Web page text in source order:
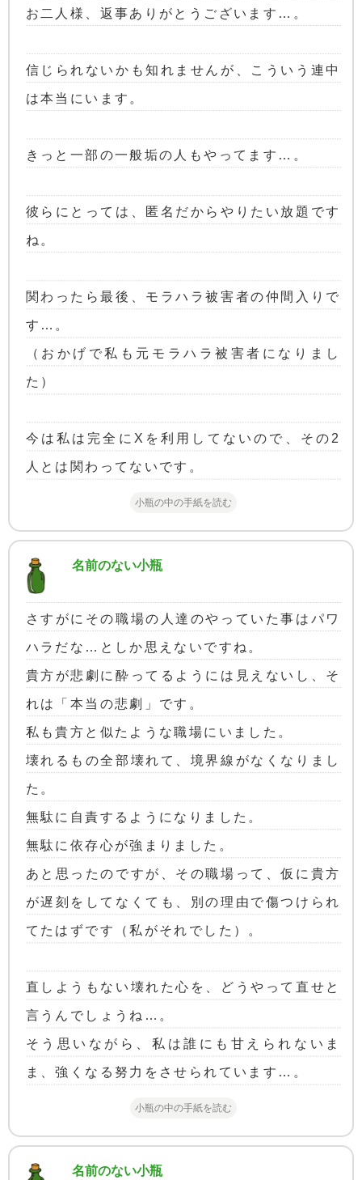
お二人様、返事ありがとうございます…。
信じられないかも知れませんが、こういう連中
は本当にいます。
きっと一部の一般垢の人もやってます…。
彼らにとっては、匿名だからやりたい放題です
ね。
関わったら最後、モラハラ被害者の仲間入りで
す…。
（おかげで私も元モラハラ被害者になりまし
た）
今は私は完全にXを利用してないので、その2
人とは関わってないです。
小瓶の中の手紙を読む
名前のない小瓶
さすがにその職場の人達のやっていた事はパワ
ハラだな…としか思えないですね。
貴方が悲劇に酔ってるようには見えないし、そ
れは「本当の悲劇」です。
私も貴方と似たような職場にいました。
壊れるもの全部壊れて、境界線がなくなりまし
た。
無駄に自責するようになりました。
無駄に依存心が強まりました。
あと思ったのですが、その職場って、仮に貴方
が遅刻をしてなくても、別の理由で傷つけられ
てたはずです（私がそれでした）。
直しようもない壊れた心を、どうやって直せと
言うんでしょうね…。
そう思いながら、私は誰にも甘えられないま
ま、強くなる努力をさせられています…。
小瓶の中の手紙を読む
名前のない小瓶